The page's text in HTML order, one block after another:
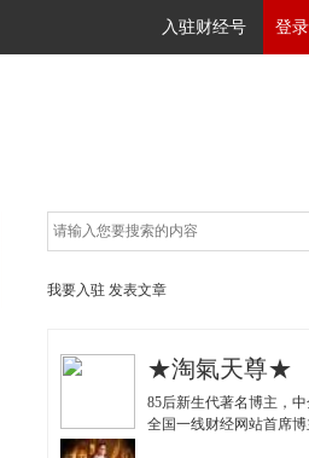
入驻财经号 登录
我要入驻 发表文章
★淘氣天尊★
85后新生代著名博主，
全国一线财经网站首席